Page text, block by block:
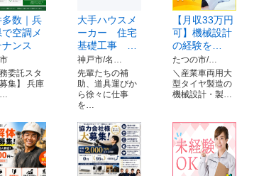
多数｜兵
で空調メ
ナンス
務委託スタ
集】 兵庫
大手ハウスメ
ーカー 住宅
基礎工事 …
神戸市/名…
先輩たちの補
助、道具運びか
ら徐々に仕事
を…
【月収33万円
可】機械設計
の経験を…
たつの市/…
＼産業車両用大
型タイヤ製造の
機械設計・製…